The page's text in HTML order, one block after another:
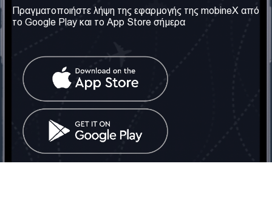
Σχετικά με εμάς
Οι Υπηρεσίες μας
Όροι & Προϋποθέσεις
Πολιτική Απορρήτου
Επικοινωνήστε μαζί μας
Ηνωμένο Βασίλειο: Λονδίνο
Τηλ: +442030340050
info@mobinex.com
Επικοινωνήστε μαζί μας
Κοινωνικά Δίκτυα
Πραγματοποιήστε λήψη της εφαρμογής της mobineX από
το Google Play και το App Store σήμερα